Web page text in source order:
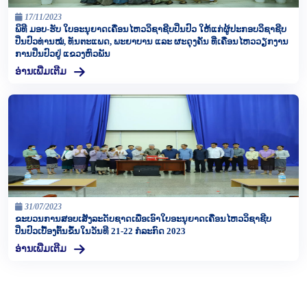
17/11/2023
ພິທີ ມອບ-ຮັບ ໃບອະນຸຍາດເຄື່ອນໄຫວວິຊາຊີບປິ່ນປົວ ໃຫ້ແກ່ຜູ້ປະກອບວິຊາຊີບ
ປິ່ນປົວທ່ານໝໍ, ທັນຕະແພດ, ພະຍາບານ ແລະ ຜະດຸງຄັນ ທີ່ເຄື່ອນໄຫວວຽກງານ
ການປິ່ນປົວຢູ່ ແຂວງຫົວພັນ
ອ່ານເພີ່ມເຕີມ
31/07/2023
ຂະບວນການສອບເສັງລະດັບຊາດເພື່ອເອົາໃບອະນຸຍາດເຄື່ອນໄຫວວິຊາຊີບ
ປິ່ນປົວເບື້ອງຕົ້ນຂຶ້ນໃນວັນທີ 21-22 ກໍລະກົດ 2023
ອ່ານເພີ່ມເຕີມ